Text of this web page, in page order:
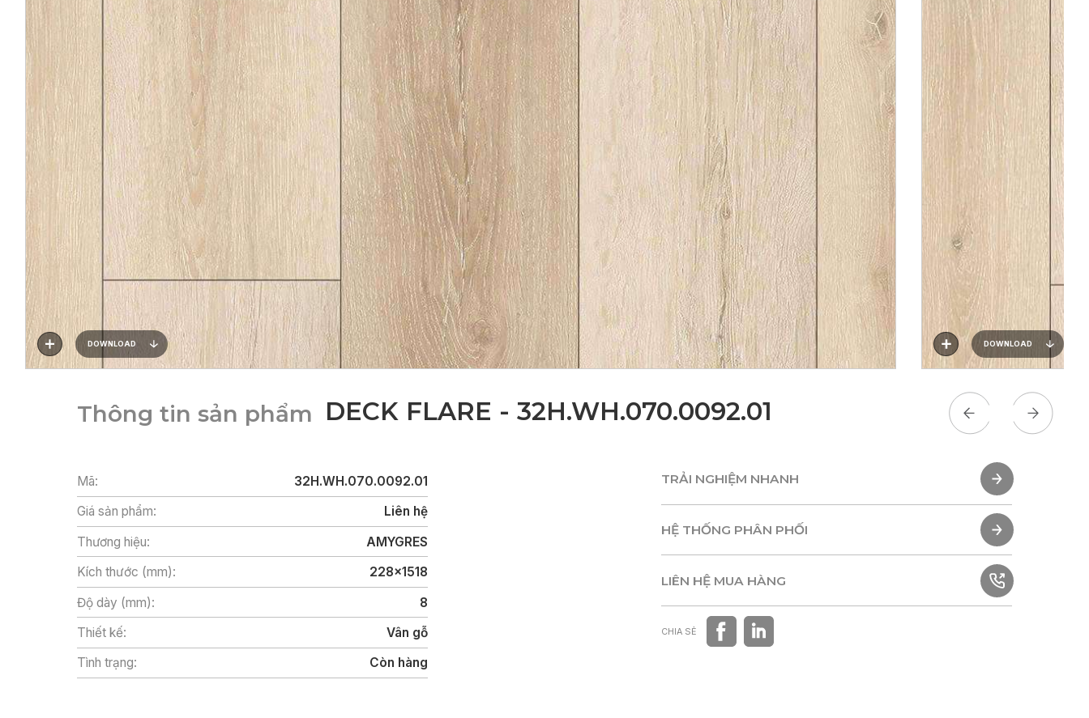
DOWNLOAD DOWNLOAD
Thông tin sản phẩm DECK FLARE - 32H.WH.070.0092.01
Mã:
32H.WH.070.0092.01
Giá sản phẩm:
Liên hệ
Thương hiệu:
AMYGRES
Kích thước (mm):
228x1518
Độ dày (mm):
8
Thiết kế:
Vân gỗ
Tình trạng:
Còn hàng
TRẢI NGHIỆM NHANH
TRẢI NGHIỆM NHANH
HỆ THỐNG PHÂN PHỐI
HỆ THỐNG PHÂN PHỐI
LIÊN HỆ MUA HÀNG
LIÊN HỆ MUA HÀNG
CHIA SẺ